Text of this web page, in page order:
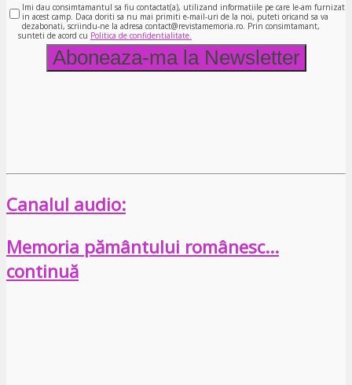
Imi dau consimtamantul sa fiu contactat(a), utilizand informatiile pe care le-am furnizat
in acest camp. Daca doriti sa nu mai primiti e-mail-uri de la noi, puteti oricand sa va
dezabonati, scriindu-ne la adresa contact@revistamemoria.ro. Prin consimtamant,
sunteti de acord cu Politica de confidentialitate.
Canalul audio:
Memoria pământului românesc…
continuă